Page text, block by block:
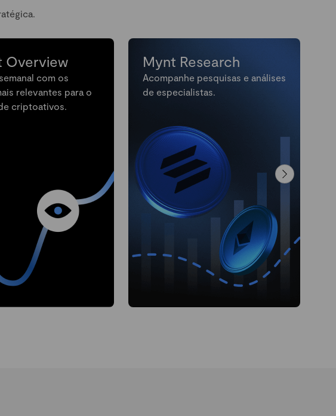
Overview
com os
relevantes para o
criptoativos.
Mynt Research
Acompanhe pesquisas e análises
de especialistas.